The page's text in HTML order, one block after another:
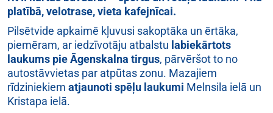
platībā, velotrase, vieta kafejnīcai.
Pilsētvide apkaimē kļuvusi sakoptāka un ērtāka,
piemēram, ar iedzīvotāju atbalstu labiekārtots
laukums pie Āgenskalna tirgus, pārvēršot to no
autostāvvietas par atpūtas zonu. Mazajiem
rīdziniekiem atjaunoti spēļu laukumi Melnsila ielā un
Kristapa ielā.